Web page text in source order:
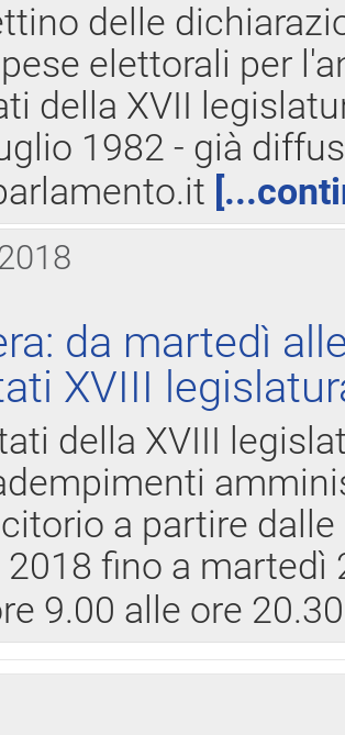
delle
elettorali per
della XVII
1982 - già
da martedì
XVIII
della XVIII
a partire
2018 fino a
9.00 alle ore